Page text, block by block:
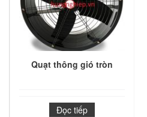
Quạt thông gió tròn
Đọc tiếp